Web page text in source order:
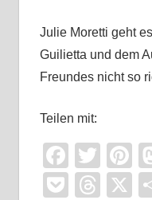
Julie Moretti geht
Guilietta und dem
Freundes nicht so
Teilen mit:
PocketX